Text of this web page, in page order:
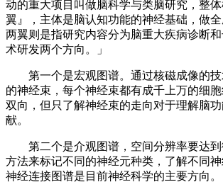
动的重大项目叫做脑科学与类脑研究，整
翼』，主体是脑认知功能的神经基础，做全
两翼则是指研究内容分为脑重大疾病诊断
术研发两个方向。」
第一个是宏观图谱。通过核磁成像的技
的神经束，每个神经束都有成千上万的细
双向，但只了解神经束的走向对于理解脑
献。
第二个是介观图谱，空间分辨率要达到
方法来标记不同的神经元种类，了解不同
神经连接图谱是目前神经科学的主要方向。